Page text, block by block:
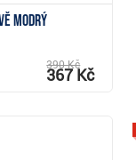
modrý
390 Kč
367 Kč